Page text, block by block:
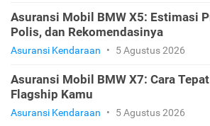
Asuransi Mobil BMW X5: Estimasi
Polis, dan Rekomendasinya
Asuransi Kendaraan • 5 Agustus 2026
Asuransi Mobil BMW X7: Cara
Flagship Kamu
Asuransi Kendaraan • 5 Agustus 2026